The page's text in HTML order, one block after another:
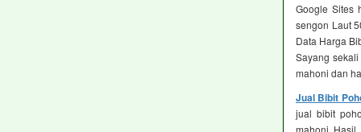
Google Sites
sengon Laut
Data Harga
Sayang
mahoni dan
Jual Bibit
jual bibit
mahoni Hasil